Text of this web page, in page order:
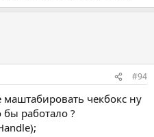
#94
чекбокс ну
бы работало ?